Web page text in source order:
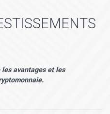
avantages et les